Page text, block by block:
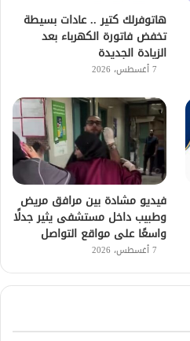
هاتوفرلك كتير .. عادات بسيطة
تخفض فاتورة الكهرباء بعد
الزيادة الجديدة
7 أغسطس، 2026
فيديو مشادة بين مرافق مريض
وطبيب داخل مستشفى يثير جدلًا
واسعًا على مواقع التواصل
7 أغسطس، 2026